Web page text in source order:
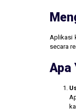
Aplikasi
secara
Apa